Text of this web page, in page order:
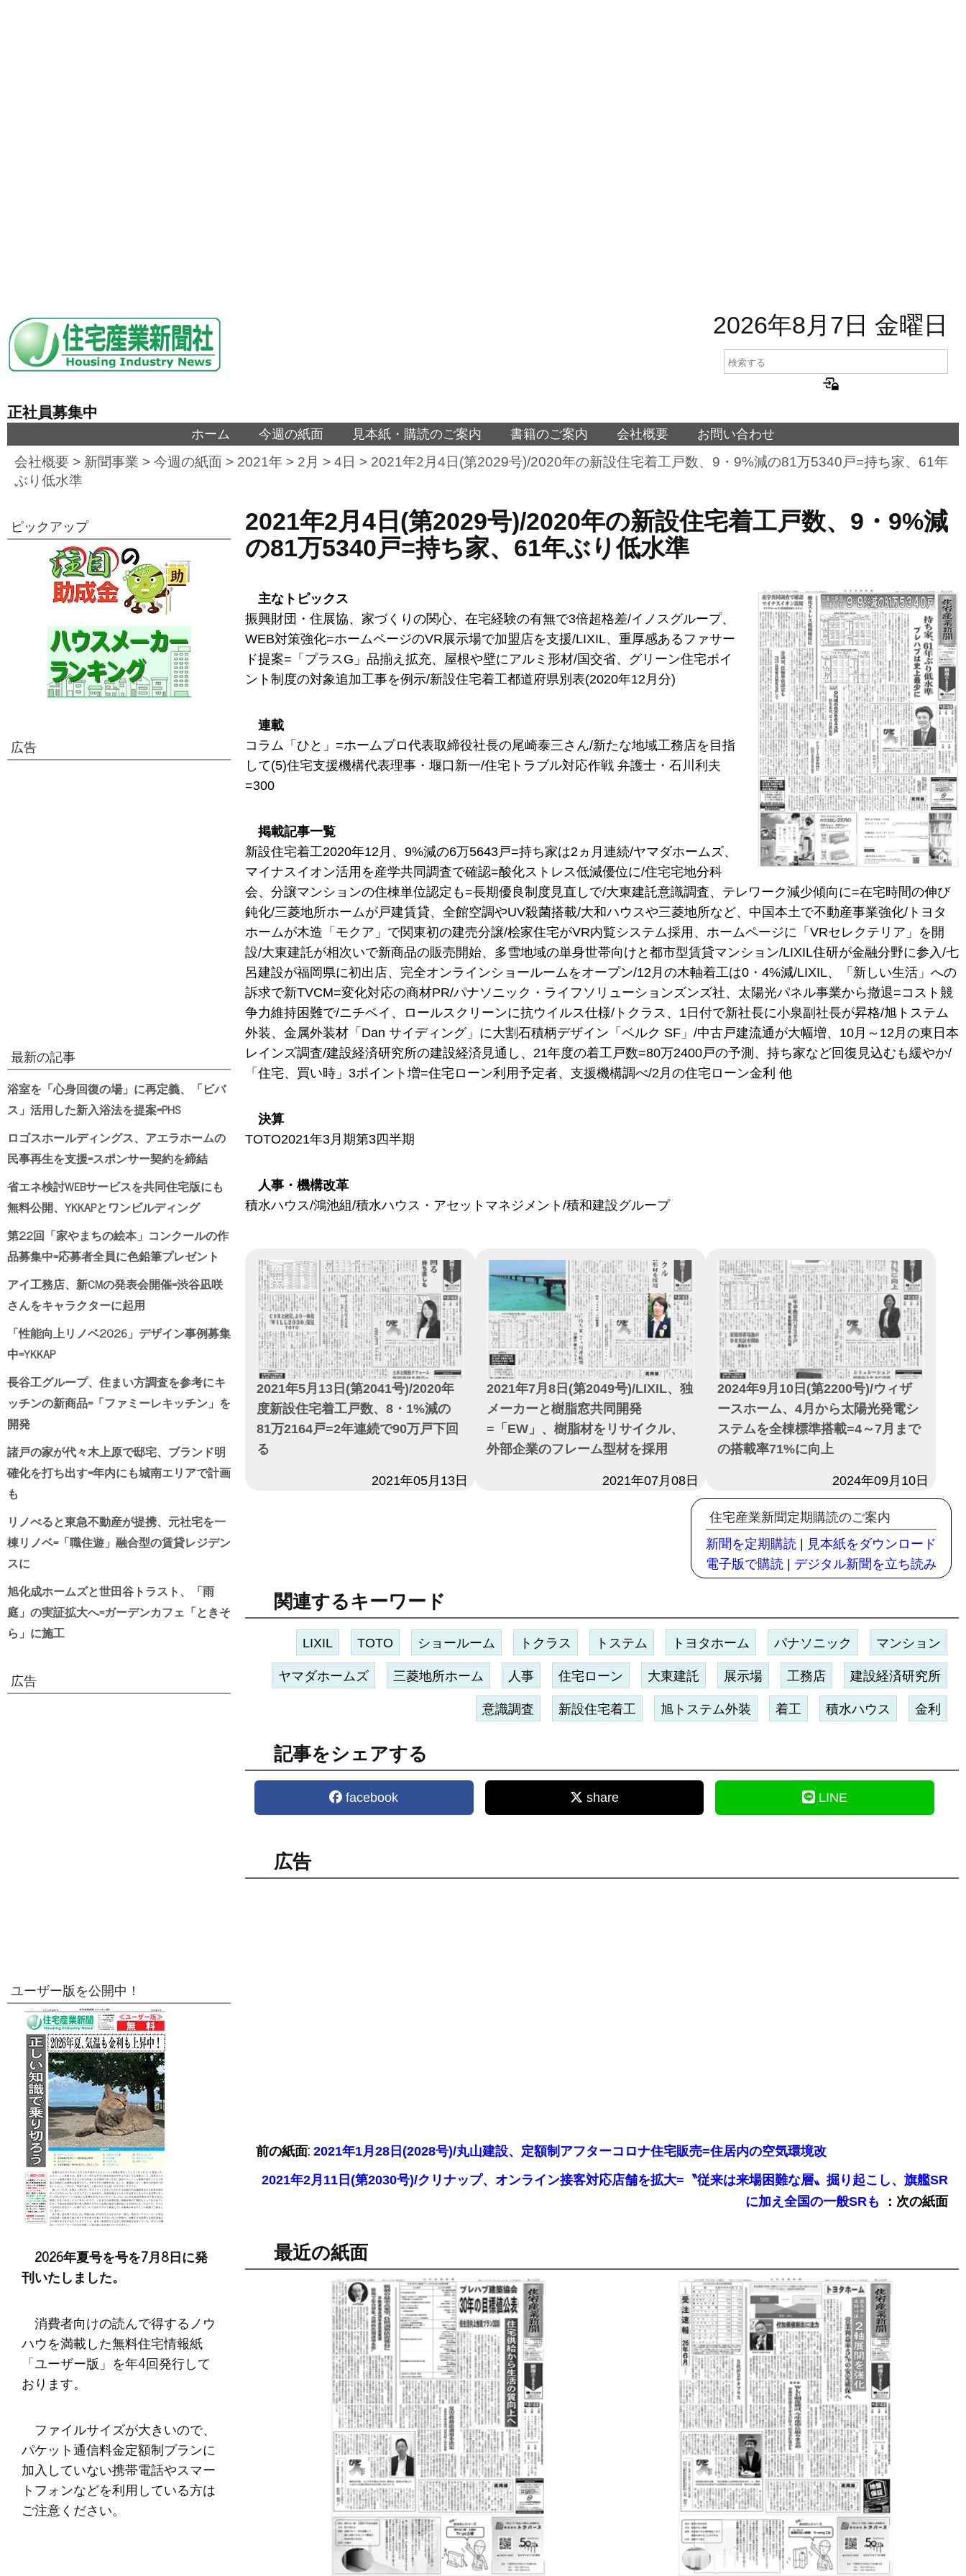
2026年8月7日 金曜日
正社員募集中
ホーム 今週の紙面 見本紙・購読のご案内 書籍のご案内 会社概要 お問い合わせ
会社概要 > 新聞事業 > 今週の紙面 > 2021年 > 2月 > 4日 > 2021年2月4日(第2029号)/2020年の新設住宅着工戸数、9・9%減の81万5340戸=持ち家、61年
ぶり低水準
2021年2月4日(第2029号)/2020年の新設住宅着工戸数、9・9%減
の81万5340戸=持ち家、61年ぶり低水準
主なトピックス
振興財団・住展協、家づくりの関心、在宅経験の有無で3倍超格差/イノスグループ、
WEB対策強化=ホームページのVR展示場で加盟店を支援/LIXIL、重厚感あるファサー
ド提案=「プラスG」品揃え拡充、屋根や壁にアルミ形材/国交省、グリーン住宅ポイ
ント制度の対象追加工事を例示/新設住宅着工都道府県別表(2020年12月分)
連載
コラム「ひと」=ホームプロ代表取締役社長の尾崎泰三さん/新たな地域工務店を目指
して(5)住宅支援機構代表理事・堰口新一/住宅トラブル対応作戦 弁護士・石川利夫
=300
掲載記事一覧
新設住宅着工2020年12月、9%減の6万5643戸=持ち家は2ヵ月連続/ヤマダホームズ、
マイナスイオン活用を産学共同調査で確認=酸化ストレス低減優位に/住宅宅地分科
会、分譲マンションの住棟単位認定も=長期優良制度見直しで/大東建託意識調査、テレワーク減少傾向に=在宅時間の伸び
鈍化/三菱地所ホームが戸建賃貸、全館空調やUV殺菌搭載/大和ハウスや三菱地所など、中国本土で不動産事業強化/トヨタ
ホームが木造「モクア」で関東初の建売分譲/桧家住宅がVR内覧システム採用、ホームページに「VRセレクテリア」を開
設/大東建託が相次いで新商品の販売開始、多雪地域の単身世帯向けと都市型賃貸マンション/LIXIL住研が金融分野に参入/七
呂建設が福岡県に初出店、完全オンラインショールームをオープン/12月の木軸着工は0・4%減/LIXIL、「新しい生活」への
訴求で新TVCM=変化対応の商材PR/パナソニック・ライフソリューションズンズ社、太陽光パネル事業から撤退=コスト競
争力維持困難で/ニチベイ、ロールスクリーンに抗ウイルス仕様/トクラス、1日付で新社長に小泉副社長が昇格/旭トステム
外装、金属外装材「Dan サイディング」に大割石積柄デザイン「ベルク SF」/中古戸建流通が大幅増、10月～12月の東日本
レインズ調査/建設経済研究所の建設経済見通し、21年度の着工戸数=80万2400戸の予測、持ち家など回復見込むも緩やか/
「住宅、買い時」3ポイント増=住宅ローン利用予定者、支援機構調べ/2月の住宅ローン金利 他
決算
TOTO2021年3月期第3四半期
人事・機構改革
積水ハウス/鴻池組/積水ハウス・アセットマネジメント/積和建設グループ
2021年5月13日(第2041号)/2020年
度新設住宅着工戸数、8・1%減の
81万2164戸=2年連続で90万戸下回
る
2021年05月13日
2021年7月8日(第2049号)/LIXIL、独
メーカーと樹脂窓共同開発
=「EW」、樹脂材をリサイクル、
外部企業のフレーム型材を採用
2021年07月08日
2024年9月10日(第2200号)/ウィザ
ースホーム、4月から太陽光発電シ
ステムを全棟標準搭載=4～7月まで
の搭載率71%に向上
2024年09月10日
住宅産業新聞定期購読のご案内
新聞を定期購読
見本紙をダウンロード
電子版で購読
デジタル新聞を立ち読み
関連するキーワード
LIXIL TOTO ショールーム トクラス トステム トヨタホーム パナソニック マンション
ヤマダホームズ 三菱地所ホーム 人事 住宅ローン 大東建託 展示場 工務店 建設経済研究所
意識調査 新設住宅着工 旭トステム外装 着工 積水ハウス 金利
記事をシェアする
facebook share LINE
広告
前の紙面: 2021年1月28日(2028号)/丸山建設、定額制アフターコロナ住宅販売=住居内の空気環境改
2021年2月11日(第2030号)/クリナップ、オンライン接客対応店舗を拡大=〝従来は来場困難な層〟掘り起こし、旗艦SR
に加え全国の一般SRも
：次の紙面
最近の紙面
ピックアップ
広告
最新の記事
浴室を「心身回復の場」に再定義、「ビバ
ス」活用した新入浴法を提案=PHS
ロゴスホールディングス、アエラホームの
民事再生を支援=スポンサー契約を締結
省エネ検討WEBサービスを共同住宅版にも
無料公開、YKKAPとワンビルディング
第22回「家やまちの絵本」コンクールの作
品募集中=応募者全員に色鉛筆プレゼント
アイ工務店、新CMの発表会開催=渋谷凪咲
さんをキャラクターに起用
「性能向上リノベ2026」デザイン事例募集
中=YKKAP
長谷工グループ、住まい方調査を参考にキ
ッチンの新商品=「ファミーレキッチン」を
開発
諸戸の家が代々木上原で邸宅、ブランド明
確化を打ち出す=年内にも城南エリアで計画
も
リノべると東急不動産が提携、元社宅を一
棟リノベ=「職住遊」融合型の賃貸レジデン
スに
旭化成ホームズと世田谷トラスト、「雨
庭」の実証拡大へ=ガーデンカフェ「ときそ
ら」に施工
広告
ユーザー版を公開中！
2026年夏号を号を7月8日に発
刊いたしました。
消費者向けの読んで得するノウ
ハウを満載した無料住宅情報紙
「ユーザー版」を年4回発行して
おります。
ファイルサイズが大きいので、
パケット通信料金定額制プランに
加入していない携帯電話やスマー
トフォンなどを利用している方は
ご注意ください。